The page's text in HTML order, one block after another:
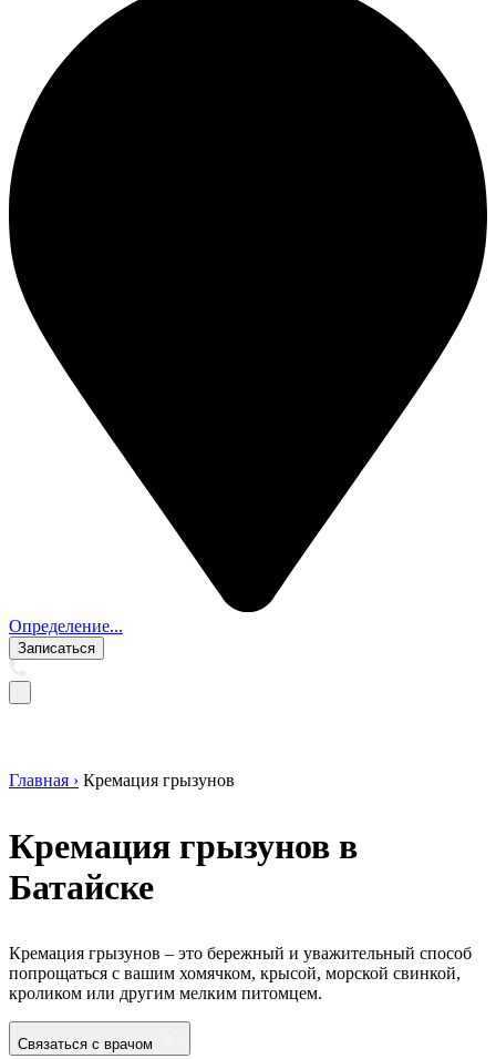
Определение...
Записаться
Главная › Кремация грызунов
Кремация грызунов в
Батайске
Кремация грызунов – это бережный и уважительный способ
попрощаться с вашим хомячком, крысой, морской свинкой,
кроликом или другим мелким питомцем.
Связаться с врачом